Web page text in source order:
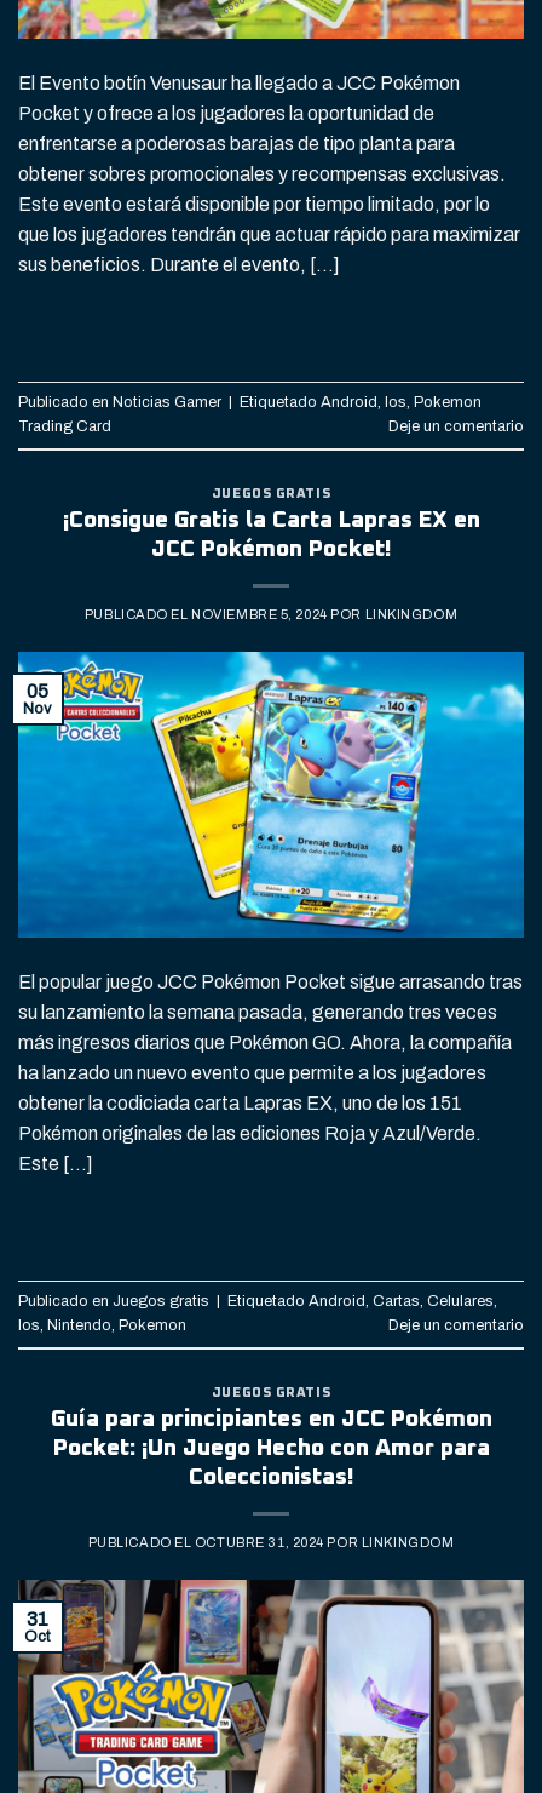
El Evento botín Venusaur ha llegado a JCC Pokémon
Pocket y ofrece a los jugadores la oportunidad de
enfrentarse a poderosas barajas de tipo planta para
obtener sobres promocionales y recompensas exclusivas.
Este evento estará disponible por tiempo limitado, por lo
que los jugadores tendrán que actuar rápido para maximizar
sus beneficios. Durante el evento, […]
Publicado en Noticias Gamer Etiquetado Android, Ios, Pokemon
Trading Card
Deje un comentario
JUEGOS GRATIS
¡Consigue Gratis la Carta Lapras EX en
JCC Pokémon Pocket!
PUBLICADO EL NOVIEMBRE 5, 2024 POR LINKINGDOM
05
Nov
El popular juego JCC Pokémon Pocket sigue arrasando tras
su lanzamiento la semana pasada, generando tres veces
más ingresos diarios que Pokémon GO. Ahora, la compañía
ha lanzado un nuevo evento que permite a los jugadores
obtener la codiciada carta Lapras EX, uno de los 151
Pokémon originales de las ediciones Roja y Azul/Verde.
Este […]
Publicado en Juegos gratis Etiquetado Android, Cartas, Celulares,
Ios, Nintendo, Pokemon Deje un comentario
JUEGOS GRATIS
Guía para principiantes en JCC Pokémon
Pocket: ¡Un Juego Hecho con Amor para
Coleccionistas!
PUBLICADO EL OCTUBRE 31, 2024 POR LINKINGDOM
31
Oct